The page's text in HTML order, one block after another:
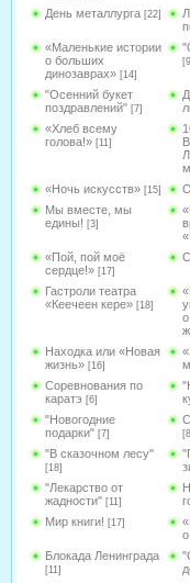
День металлурга [22]
«Маленькие истории
о больших
динозаврах» [14]
"Осенний букет
поздравлений" [7]
«Хлеб всему
голова!» [11]
«Ночь искусств» [15]
Мы вместе, мы
едины! [3]
«Пой, пой моё
сердце!» [17]
Гастроли театра
«Кеечеен кере» [18]
Находка или «Новая
жизнь» [16]
Соревнования по
каратэ [6]
"Новогодние
подарки" [7]
"В сказочном лесу"
[18]
"Лекарство от
жадности" [11]
Мир книги! [17]
Блокада Ленинграда
[11]